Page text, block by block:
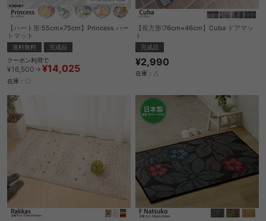
【ハート形:55cm×75cm】Princess ハー
トマット
送料無料
完成品
クーポン利用で
¥16,500→ ¥14,025
在庫：〇
【長方形:76cm×46cm】Cuba ドアマッ
ト
完成品
¥2,990
在庫：△